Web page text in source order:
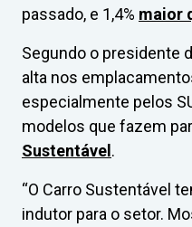
passado, e 1,4% maior
Segundo o presidente
alta nos
especialmente pelos
modelos que fazem
Sustentável .
“O Carro Sustentável
indutor para o setor.